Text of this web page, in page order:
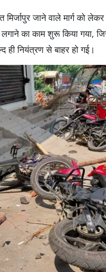
जाने वाले मार्ग को
लगाने का काम शुरू किया गया,
ही नियंत्रण से बाहर हो गई।